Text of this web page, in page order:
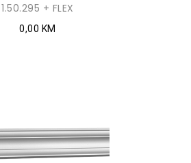
1.50.295 + FLEX
0,00 KM